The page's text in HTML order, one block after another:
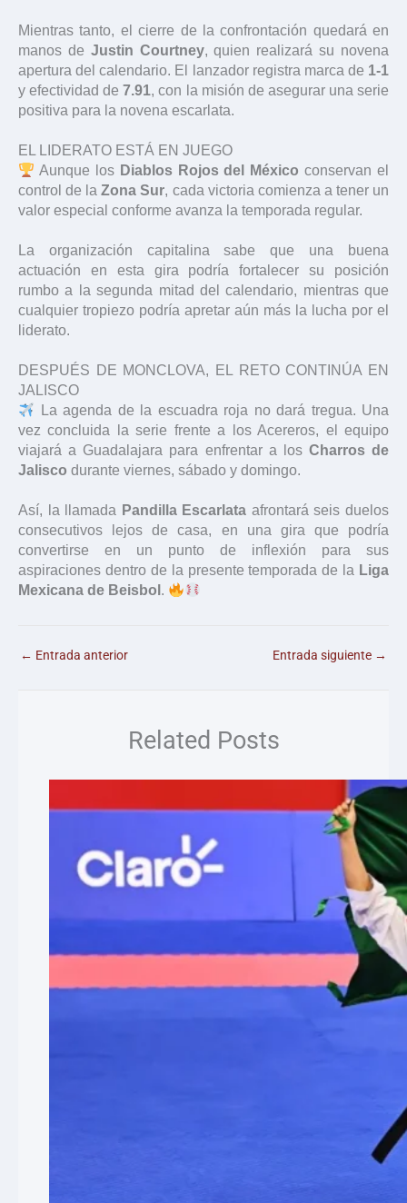
Mientras tanto, el cierre de la confrontación quedará en
manos de Justin Courtney, quien realizará su novena
apertura del calendario. El lanzador registra marca de 1-1
y efectividad de7.91, con la misión de asegurar una serie
positiva para la novena escarlata.
EL LIDERATO ESTÁ EN JUEGO
Aunque los Diablos Rojos del México conservan el
control de laZona Sur, cada victoria comienza a tener un
valor especial conforme avanza la temporada regular.
La organización capitalina sabe que una buena
actuación en esta gira podría fortalecer su posición
rumbo a la segunda mitad del calendario, mientras que
cualquier tropiezo podría apretar aún más la lucha por el
liderato.
DESPUÉS DE MONCLOVA, EL RETO CONTINÚA EN
JALISCO
La agenda de la escuadra roja no dará tregua. Una
vez concluida la serie frente a los Acereros, el equipo
viajará a Guadalajara para enfrentar a los Charros de
Jalisco durante viernes, sábado y domingo.
Así, la llamada Pandilla Escarlata afrontará seis duelos
consecutivos lejos de casa, en una gira que podría
convertirse en un punto de inflexión para sus
aspiraciones dentro de la presente temporada de la Liga
Mexicana de Beisbol .
← Entrada anterior Entrada siguiente →
Related Posts